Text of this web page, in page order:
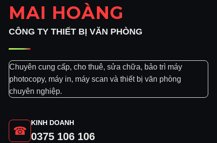
MAI HOÀNG
CÔNG TY THIẾT BỊ VĂN PHÒNG
Chuyên cung cấp, cho thuê, sửa chữa, bảo trì máy
photocopy, máy in, máy scan và thiết bị văn phòng
chuyên nghiệp.
☎
KINH DOANH
0375 106 106